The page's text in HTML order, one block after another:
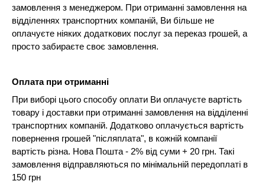
замовлення з менеджером. При отриманні замовлення на
відділеннях транспортних компаній, Ви більше не
оплачуєте ніяких додаткових послуг за переказ грошей, а
просто забираєте своє замовлення.
Оплата при отриманні
При виборі цього способу оплати Ви оплачуєте вартість
товару і доставки при отриманні замовлення на відділенні
транспортних компаній. Додатково оплачується вартість
повернення грошей "післяплата", в кожній компанії
вартість різна. Нова Пошта - 2% від суми + 20 грн. Такі
замовлення відправляються по мінімальній передоплаті в
150 грн